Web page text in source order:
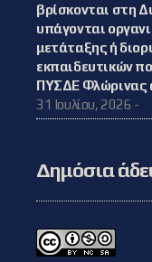
βρίσκονται στη
υπάγονται
μετάταξης ή
εκπαιδευτικών
ΠΥΣΔΕ Φλώρινας
31 Ιουλίου, 2026 -
Δημόσια